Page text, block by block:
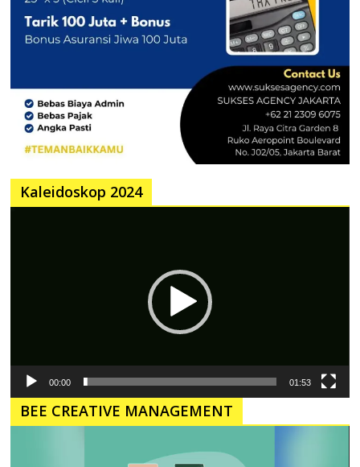
Kaleidoskop 2024
00:00 01:53
BEE CREATIVE MANAGEMENT